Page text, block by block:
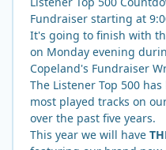
Fundraiser starting at
It's going to finish with
on Monday evening
Copeland's Fundraiser
The Listener Top 500
most played tracks on
over the past five years.
This year we will have